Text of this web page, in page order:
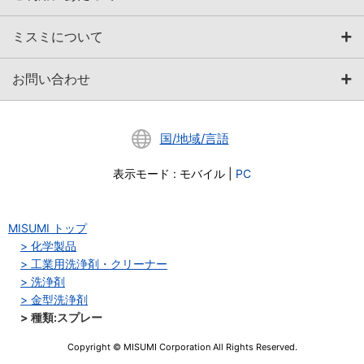
ミスミについて
お問い合わせ
国/地域/言語
表示モード : モバイル PC
MISUMI トップ
化学製品
工業用洗浄剤・クリーナー
洗浄剤
金型洗浄剤
種類:スプレー
Copyright © MISUMI Corporation All Rights Reserved.